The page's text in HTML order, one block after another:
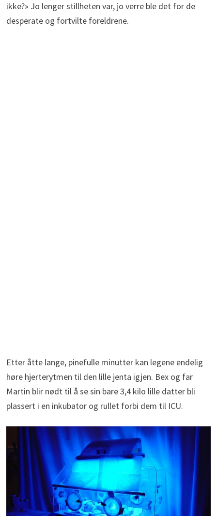
ikke?» Jo lenger stillheten var, jo verre ble det for de
desperate og fortvilte foreldrene.
Etter åtte lange, pinefulle minutter kan legene endelig
høre hjerterytmen til den lille jenta igjen. Bex og far
Martin blir nødt til å se sin bare 3,4 kilo lille datter bli
plassert i en inkubator og rullet forbi dem til ICU.